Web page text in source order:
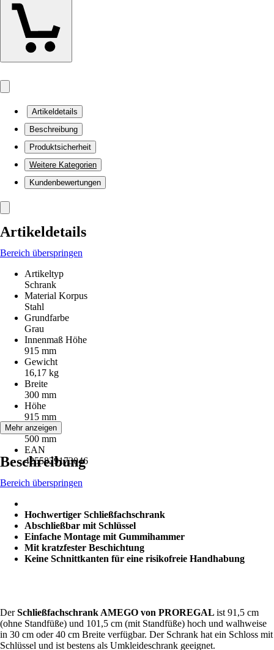
Artikeldetails
Beschreibung
Produktsicherheit
Weitere Kategorien
Kundenbewertungen
Artikeldetails
Bereich überspringen
Artikeltyp
Schrank
Material Korpus
Stahl
Grundfarbe
Grau
Innenmaß Höhe
915 mm
Gewicht
16,17 kg
Breite
300 mm
Höhe
915 mm
Tiefe
500 mm
EAN
4255829173046
Mehr anzeigen
Beschreibung
Bereich überspringen
Hochwertiger Schließfachschrank
Abschließbar mit Schlüssel
Einfache Montage mit Gummihammer
Mit kratzfester Beschichtung
Keine Schnittkanten für eine risikofreie Handhabung
DerSchließfachschrank AMEGO von PROREGAL ist 91,5 cm
(ohne Standfüße) und 101,5 cm (mit Standfüße) hoch und walhweise
in 30 cm oder 40 cm Breite verfügbar. Der Schrank hat ein Schloss mit
Schlüssel und ist bestens als Umkleideschrank geeignet.